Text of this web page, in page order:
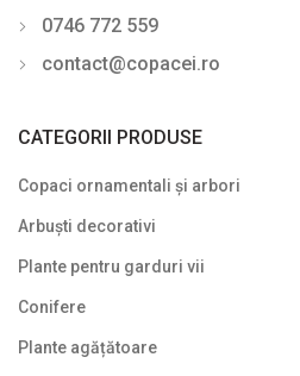
Gard viu veșnic verde
Ghivece de piatra
Ierburi ornamentale
Lavoare
Mobilier de grădină
Noutăți
Plante agățătoare
0746 772 559
contact@copacei.ro
CATEGORII PRODUSE
Copaci ornamentali și arbori
Arbuști decorativi
Plante pentru garduri vii
Conifere
Plante agățătoare